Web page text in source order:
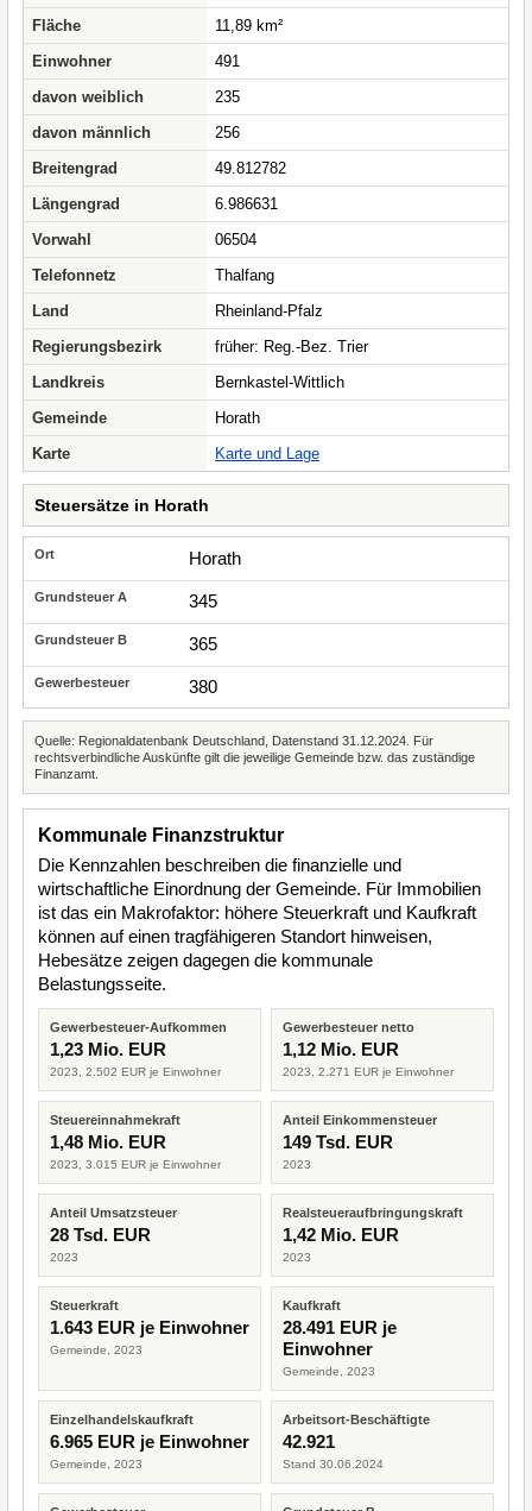
Fläche
11,89 km²
Einwohner
491
davon weiblich
235
davon männlich
256
Breitengrad
49.812782
Längengrad
6.986631
Vorwahl
06504
Telefonnetz
Thalfang
Land
Rheinland-Pfalz
Regierungsbezirk
früher: Reg.-Bez. Trier
Landkreis
Bernkastel-Wittlich
Gemeinde
Horath
Karte
Karte und Lage
Steuersätze in Horath
Horath
345
365
380
Quelle: Regionaldatenbank Deutschland, Datenstand 31.12.2024. Für
rechtsverbindliche Auskünfte gilt die jeweilige Gemeinde bzw. das zuständige
Finanzamt.
Kommunale Finanzstruktur
Die Kennzahlen beschreiben die finanzielle und
wirtschaftliche Einordnung der Gemeinde. Für Immobilien
ist das ein Makrofaktor: höhere Steuerkraft und Kaufkraft
können auf einen tragfähigeren Standort hinweisen,
Hebesätze zeigen dagegen die kommunale
Belastungsseite.
Gewerbesteuer-Aufkommen
1,23 Mio. EUR
2023, 2.502 EUR je Einwohner
Gewerbesteuer netto
1,12 Mio. EUR
2023, 2.271 EUR je Einwohner
Steuereinnahmekraft
1,48 Mio. EUR
2023, 3.015 EUR je Einwohner
Anteil Einkommensteuer
149 Tsd. EUR
2023
Anteil Umsatzsteuer
28 Tsd. EUR
2023
Realsteueraufbringungskraft
1,42 Mio. EUR
2023
Steuerkraft
1.643 EUR je Einwohner
Gemeinde, 2023
Kaufkraft
28.491 EUR je
Einwohner
Gemeinde, 2023
Einzelhandelskaufkraft
6.965 EUR je Einwohner
Gemeinde, 2023
Arbeitsort-Beschäftigte
42.921
Stand 30.06.2024